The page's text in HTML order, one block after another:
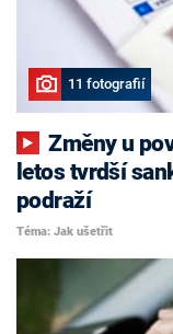
11 fotografií
Změny u povinného ručení: Řidičům hrozí
letos tvrdší
podraží
Téma: Jak ušetřit